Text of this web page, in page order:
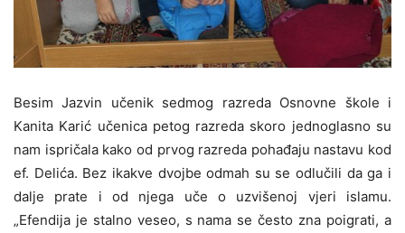
Besim Jazvin učenik sedmog razreda Osnovne škole i
Kanita Karić učenica petog razreda skoro jednoglasno su
nam ispričala kako od prvog razreda pohađaju nastavu kod
ef. Delića. Bez ikakve dvojbe odmah su se odlučili da ga i
dalje prate i od njega uče o uzvišenoj vjeri islamu.
„Efendija je stalno veseo, s nama se često zna poigrati, a